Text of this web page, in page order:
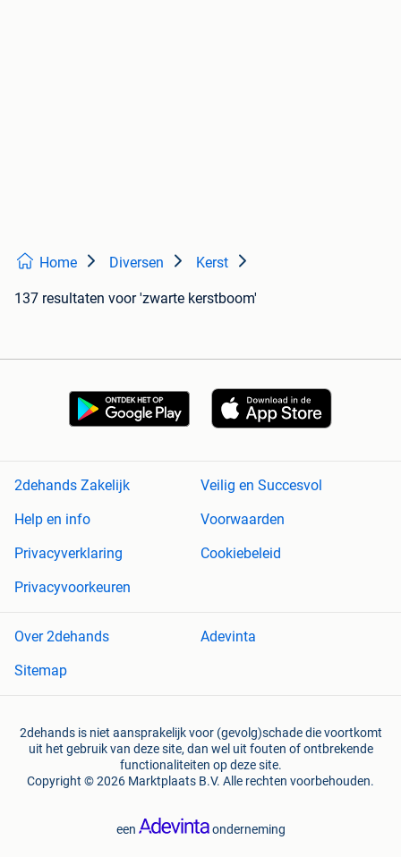
Home Diversen Kerst
137 resultaten voor 'zwarte kerstboom'
2dehands Zakelijk
Veilig en Succesvol
Help en info
Voorwaarden
Privacyverklaring
Cookiebeleid
Privacyvoorkeuren
Over 2dehands
Adevinta
Sitemap
2dehands is niet aansprakelijk voor (gevolg)schade die voortkomt
uit het gebruik van deze site, dan wel uit fouten of ontbrekende
functionaliteiten op deze site.
Copyright © 2026 Marktplaats B.V. Alle rechten voorbehouden.
een onderneming